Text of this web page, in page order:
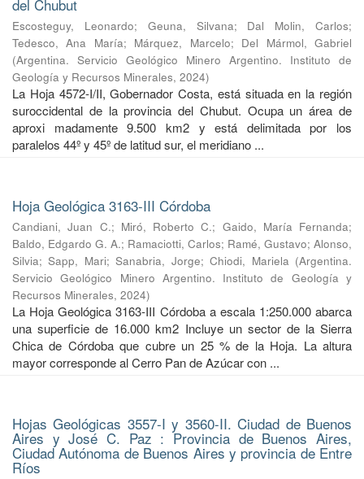
del Chubut
Escosteguy, Leonardo; Geuna, Silvana; Dal Molin, Carlos;
Tedesco, Ana María; Márquez, Marcelo; Del Mármol, Gabriel
(Argentina. Servicio Geológico Minero Argentino. Instituto de
Geología y Recursos Minerales, 2024)
La Hoja 4572-I/II, Gobernador Costa, está situada en la región
suroccidental de la provincia del Chubut. Ocupa un área de
aproxi madamente 9.500 km2 y está delimitada por los
paralelos 44º y 45º de latitud sur, el meridiano ...
Hoja Geológica 3163-III Córdoba
Candiani, Juan C.; Miró, Roberto C.; Gaido, María Fernanda;
Baldo, Edgardo G. A.; Ramaciotti, Carlos; Ramé, Gustavo; Alonso,
Silvia;Sapp, Mari;Sanabria, Jorge;Chiodi, Mariela (Argentina.
Servicio Geológico Minero Argentino. Instituto de Geología y
Recursos Minerales, 2024)
La Hoja Geológica 3163-III Córdoba a escala 1:250.000 abarca
una superficie de 16.000 km2 Incluye un sector de la Sierra
Chica de Córdoba que cubre un 25 % de la Hoja. La altura
mayor corresponde al Cerro Pan de Azúcar con ...
Hojas Geológicas 3557-I y 3560-II. Ciudad de Buenos
Aires y José C. Paz : Provincia de Buenos Aires,
Ciudad Autónoma de Buenos Aires y provincia de Entre
Ríos